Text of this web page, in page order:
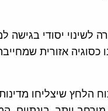
יסודי בגישה
כסוגיה אזורית
הלחץ שיצליחו